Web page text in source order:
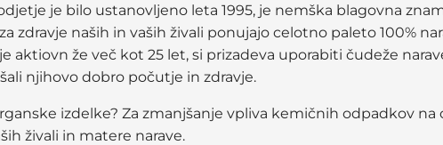
je bilo ustanovljeno leta 1995, je nemška blagovna
zdravje naših in vaših živali ponujajo celotno paleto 100%
aktiovn že več kot 25 let, si prizadeva uporabiti čudeže
njihovo dobro počutje in zdravje.
izdelke? Za zmanjšanje vpliva kemičnih odpadkov
živali in matere narave.